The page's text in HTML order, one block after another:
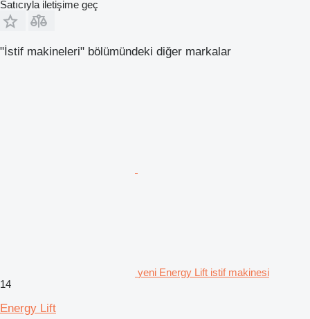
Satıcıyla iletişime geç
"İstif makineleri" bölümündeki diğer markalar
yeni Energy Lift istif makinesi
14
Energy Lift